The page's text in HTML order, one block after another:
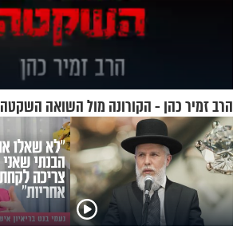
הרב זמיר כהן - הקורונה מול השואה השקטה